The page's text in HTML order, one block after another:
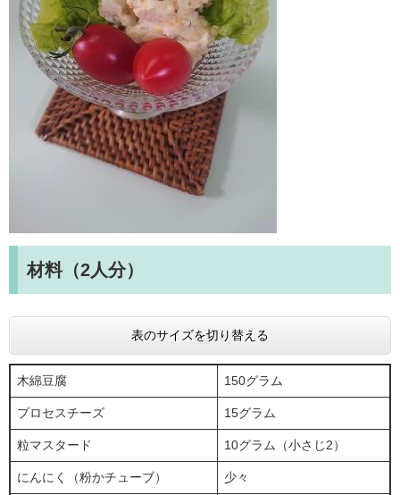
材料（2人分）
表のサイズを切り替える
木綿豆腐 150グラム
プロセスチーズ 15グラム
粒マスタード 10グラム（小さじ2）
にんにく（粉かチューブ） 少々